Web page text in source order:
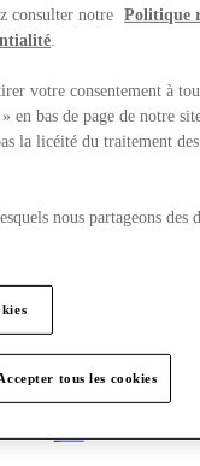
consulter notre
Politique
votre consentement à
en bas de page de notre
la licéité du traitement des
nous partageons des
tous les cookies